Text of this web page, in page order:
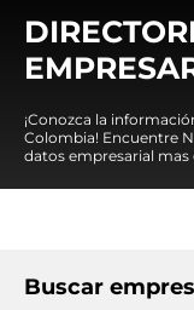
¡Conozca la
Colombia! Encuentre
datos empresarial mas
Buscar